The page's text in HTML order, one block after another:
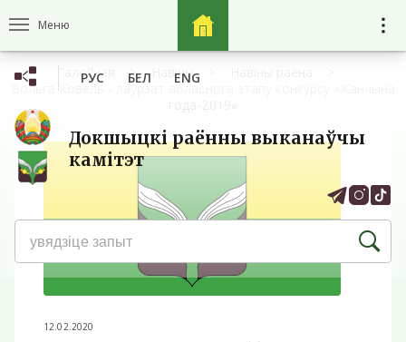
Меню
Докшыцкі раённы выканаўчы
камітэт
РУС БЕЛ ENG
Галоўная Навіны
Вольга Ковель - лаўрэат абласнога этапу конкурсу «Жанчына
12.02.2020